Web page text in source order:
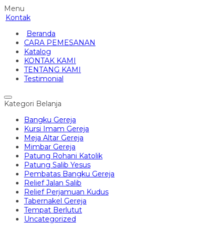
Menu
Kontak
Beranda
CARA PEMESANAN
Katalog
KONTAK KAMI
TENTANG KAMI
Testimonial
Kategori Belanja
Bangku Gereja
Kursi Imam Gereja
Meja Altar Gereja
Mimbar Gereja
Patung Rohani Katolik
Patung Salib Yesus
Pembatas Bangku Gereja
Relief Jalan Salib
Relief Perjamuan Kudus
Tabernakel Gereja
Tempat Berlutut
Uncategorized